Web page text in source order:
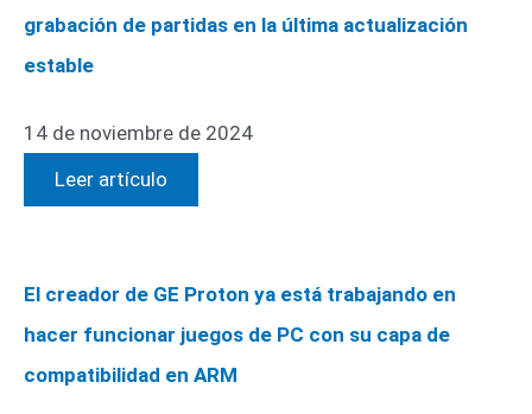
grabación de partidas en la última actualización
estable
14 de noviembre de 2024
Leer artículo
El creador de GE Proton ya está trabajando en
hacer funcionar juegos de PC con su capa de
compatibilidad en ARM